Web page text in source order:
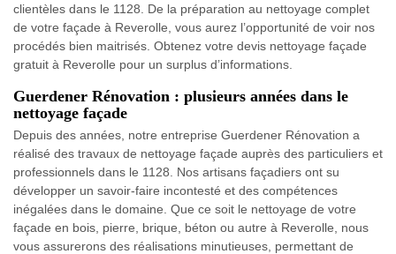
clientèles dans le 1128. De la préparation au nettoyage complet
de votre façade à Reverolle, vous aurez l’opportunité de voir nos
procédés bien maitrisés. Obtenez votre devis nettoyage façade
gratuit à Reverolle pour un surplus d’informations.
Guerdener Rénovation : plusieurs années dans le
nettoyage façade
Depuis des années, notre entreprise Guerdener Rénovation a
réalisé des travaux de nettoyage façade auprès des particuliers et
professionnels dans le 1128. Nos artisans façadiers ont su
développer un savoir-faire incontesté et des compétences
inégalées dans le domaine. Que ce soit le nettoyage de votre
façade en bois, pierre, brique, béton ou autre à Reverolle, nous
vous assurerons des réalisations minutieuses, permettant de